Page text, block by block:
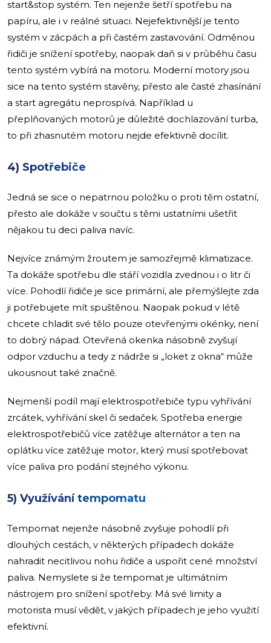
start&stop systém. Ten nejenže šetří spotřebu na
papíru, ale i v reálné situaci. Nejefektivnější je tento
systém v zácpách a při častém zastavování. Odměnou
řidiči je snížení spotřeby, naopak daň si v průběhu času
tento systém vybírá na motoru. Moderní motory jsou
sice na tento systém stavěny, přesto ale časté zhasínání
a start agregátu neprospívá. Například u
přeplňovaných motorů je důležité dochlazování turba,
to při zhasnutém motoru nejde efektivně docílit.
4) Spotřebiče
Jedná se sice o nepatrnou položku o proti těm ostatní,
přesto ale dokáže v součtu s těmi ustatními ušetřit
nějakou tu deci paliva navíc.
Nejvíce známým žroutem je samozřejmě klimatizace.
Ta dokáže spotřebu dle stáří vozidla zvednou i o litr či
více. Pohodlí řidiče je sice primární, ale přemýšlejte zda
ji potřebujete mít spuštěnou. Naopak pokud v létě
chcete chladit své tělo pouze otevřenými okénky, není
to dobrý nápad. Otevřená okenka násobně zvyšují
odpor vzduchu a tedy z nádrže si „loket z okna“ může
ukousnout také značně.
Nejmenší podíl mají elektrospotřebiče typu vyhřívání
zrcátek, vyhřívání skel či sedaček. Spotřeba energie
elektrospotřebičů více zatěžuje alternátor a ten na
oplátku více zatěžuje motor, který musí spotřebovat
více paliva pro podání stejného výkonu.
5) Využívání tempomatu
Tempomat nejenže násobně zvyšuje pohodlí při
dlouhých cestách, v některých případech dokáže
nahradit necitlivou nohu řidiče a uspořit cené množství
paliva. Nemyslete si že tempomat je ultimátním
nástrojem pro snížení spotřeby. Má své limity a
motorista musí vědět, v jakých případech je jeho využití
efektivní.